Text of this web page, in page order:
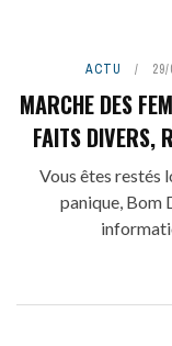
ACTU
MARCHE DES
FAITS DIVERS,
Vous êtes restés
panique, Bom